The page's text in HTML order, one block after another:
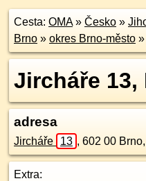
Cesta: OMA» Česko »
Brno » okres Brno-město »
Jircháře 13,
adresa
Jircháře 13 , 602 00
Extra: